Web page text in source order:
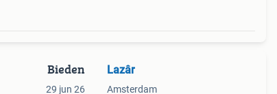
Bieden
29 jun 26
Lazâr
Amsterdam